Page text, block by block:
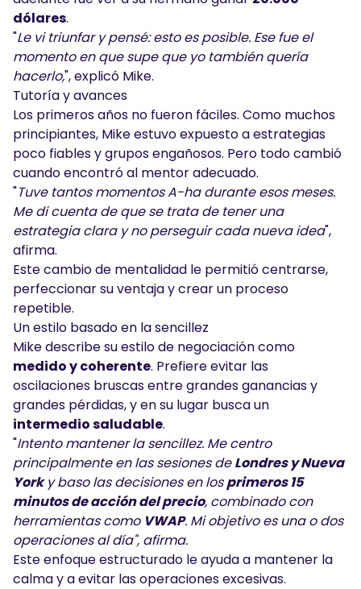
dólares.
"Le vi triunfar y pensé: esto es posible. Ese fue el
momento en que supe que yo también quería
hacerlo,", explicó Mike.
Tutoría y avances
Los primeros años no fueron fáciles. Como muchos
principiantes, Mike estuvo expuesto a estrategias
poco fiables y grupos engañosos. Pero todo cambió
cuando encontró al mentor adecuado.
"Tuve tantos momentos A-ha durante esos meses.
Me di cuenta de que se trata de tener una
estrategia clara y no perseguir cada nueva idea",
afirma.
Este cambio de mentalidad le permitió centrarse,
perfeccionar su ventaja y crear un proceso
repetible.
Un estilo basado en la sencillez
Mike describe su estilo de negociación como
medido y coherente. Prefiere evitar las
oscilaciones bruscas entre grandes ganancias y
grandes pérdidas, y en su lugar busca un
intermedio saludable.
"Intento mantener la sencillez. Me centro
principalmente en las sesiones deLondres y Nueva
Yorky baso las decisiones en losprimeros 15
minutos de acción del precio, combinado con
herramientas como VWAP. Mi objetivo es una o dos
operaciones al día", afirma.
Este enfoque estructurado le ayuda a mantener la
calma y a evitar las operaciones excesivas.